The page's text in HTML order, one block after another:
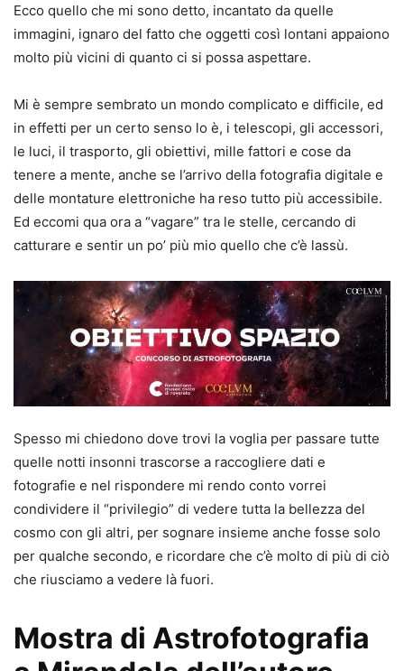
Ecco quello che mi sono detto, incantato da quelle
immagini, ignaro del fatto che oggetti così lontani appaiono
molto più vicini di quanto ci si possa aspettare.
Mi è sempre sembrato un mondo complicato e difficile, ed
in effetti per un certo senso lo è, i telescopi, gli accessori,
le luci, il trasporto, gli obiettivi, mille fattori e cose da
tenere a mente, anche se l’arrivo della fotografia digitale e
delle montature elettroniche ha reso tutto più accessibile.
Ed eccomi qua ora a “vagare” tra le stelle, cercando di
catturare e sentir un po’ più mio quello che c’è lassù.
Spesso mi chiedono dove trovi la voglia per passare tutte
quelle notti insonni trascorse a raccogliere dati e
fotografie e nel rispondere mi rendo conto vorrei
condividere il “privilegio” di vedere tutta la bellezza del
cosmo con gli altri, per sognare insieme anche fosse solo
per qualche secondo, e ricordare che c’è molto di più di ciò
che riusciamo a vedere là fuori.
Mostra di Astrofotografia